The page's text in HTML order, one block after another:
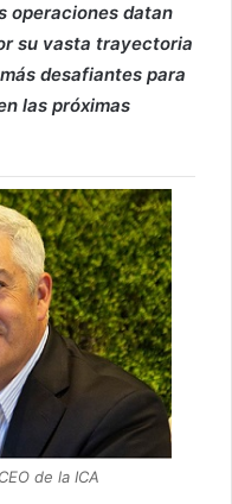
operaciones datan
su vasta trayectoria
desafiantes para
las próximas
de la ICA